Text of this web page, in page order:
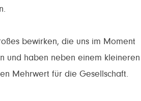
bewirken, die uns im Moment
und haben neben einem kleineren
Mehrwert für die Gesellschaft.